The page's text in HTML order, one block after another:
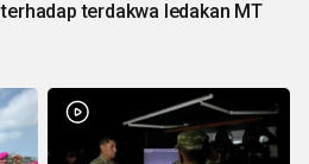
terdakwa ledakan MT